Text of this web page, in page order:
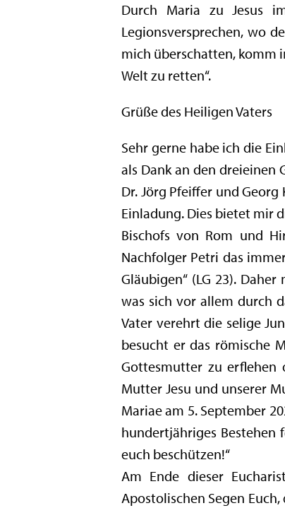
Durch Maria zu Jesus
Legionsversprechen, wo
mich überschatten, komm
Welt zu retten“.
Grüße des Heiligen Vaters
Sehr gerne habe ich die
als Dank an den dreieinen
Dr. Jörg Pfeiffer und
Einladung. Dies bietet mir
Bischofs von Rom und
Nachfolger Petri das
Gläubigen“ (LG 23).
was sich vor allem durch
Vater verehrt die selige
besucht er das römische
Gottesmutter zu erflehen
Mutter Jesu und unserer
Mariae am 5. September
hundertjähriges Bestehen
euch beschützen!“
Am Ende dieser
Apostolischen Segen